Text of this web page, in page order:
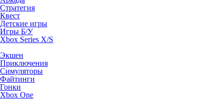
Стратегия
Квест
Детские игры
Игры Б/У
Xbox Series X/S
Экшен
Приключения
Симуляторы
Файтинги
Гонки
Xbox One